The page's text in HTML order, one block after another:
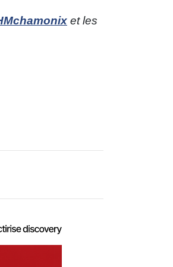
et les